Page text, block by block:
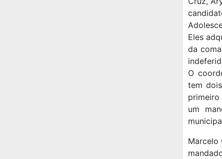
Eles
da
O
tem
um
Marcelo